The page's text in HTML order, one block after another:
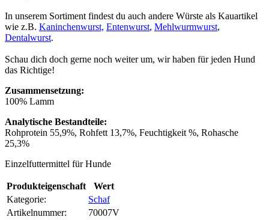
In unserem Sortiment findest du auch andere Würste als Kauartikel
wie z.B. Kaninchenwurst, Entenwurst, Mehlwurmwurst,
Dentalwurst.
Schau dich doch gerne noch weiter um, wir haben für jeden Hund
das Richtige!
Zusammensetzung:
100% Lamm
Analytische Bestandteile:
Rohprotein 55,9%, Rohfett 13,7%, Feuchtigkeit %, Rohasche
25,3%
Einzelfuttermittel für Hunde
Produkteigenschaft
Wert
Kategorie:
Schaf
Artikelnummer:
70007V